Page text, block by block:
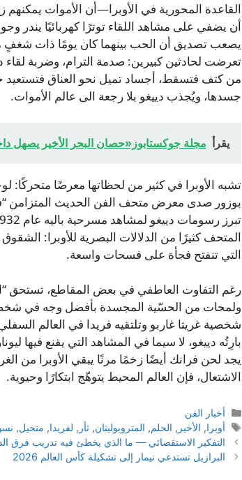
القاعدة المحورية في الأوبرا—أن الأموات
أن يضفي على مشاهد اللقاء توترًا كهربائيًا يندر
يصعب تصديق أن الحب بينهما كان يومًا ذات شغفٍ
تعرضت لحادثين كبيرين: صدمة الترام، وضربة لقاء
من كتف فتسقط، أجساد تميل نحو العناق فتستعيد
جسدها، ويُجذب دييغو بلا رجعة الى عالم الأموات.
يقرأ مجلة جوكستابوز«حصان البحر الأخير يصهل
تشبه الأوبرا في كثير من لحظاتها معرضًا متحركًا:
بوزور صدى معرض متحف الفن الحديث المتزامن
المتحف كثيرًا من الدلالات البصرية للأوبرا:
التي تنفتح فجأة على فسحات واسعة.
رغم التفاوت العاطفي في بعض المقاطع، تستحق
ولمحات من الحسّية المجسدة بأفضل وجه في
شخصية غريتا غاربو وتلتقيه فريدا في العالم
بارِتُه دييغو، لا سيما في المشاهد التي يقنع فيها
يجد لحن فرانك أيضًا زخمًا مرنًا يبقي الأوبرا من
الاشتعال، فإن العالم المحيط يتوهّج ابتكارًا وحيوية.
التصنيفات
أخبار الفن
الوسوم
أوبرا, الأخير , الحلم, المتروبوليتان,ثأر , لفريدا, متخيل,
التفكير الاستقصائي — ما الذي يخطئ فيه تدريب فرق
البرازيل تستدعي نيمار إلى تشكيلة كأس العالم 2026